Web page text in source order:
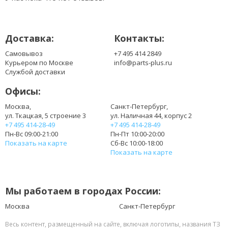
LP156WH3(TP)(TH)
LP156WHA-SPA1
LP156WHA-SPA2
LP156WHB(TP)(A2)
LP156WHB(TP)(B1)
LP156WHB(TP)(C1)
LP156WHB(TP)(C2)
LP156WHB(TP)(D1)
LP156WHB(TP)(D2)
LP156WHB(TP)(GB)
LP156WHB(TP)(GD)
Доставка:
Самовывоз
Курьером по Москве
Службой доставки
Контакты:
+7 495 414 2849
info@parts-plus.ru
Офисы:
Москва,
ул. Ткацкая, 5 строение 3
+7 495 414-28-49
Пн-Вс 09:00-21:00
Показать на карте
Санкт-Петербург,
ул. Наличная 44, корпус 2
+7 495 414-28-49
Пн-Пт 10:00-20:00
Сб-Вс 10:00-18:00
Показать на карте
Мы работаем в городах России:
Москва Санкт-Петербург
Весь контент, размещенный на сайте, включая логотипы, названия ТЗ